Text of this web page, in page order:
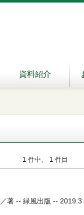
資料紹介
1 件中、 1 件目
著 -- 緑風出版 --